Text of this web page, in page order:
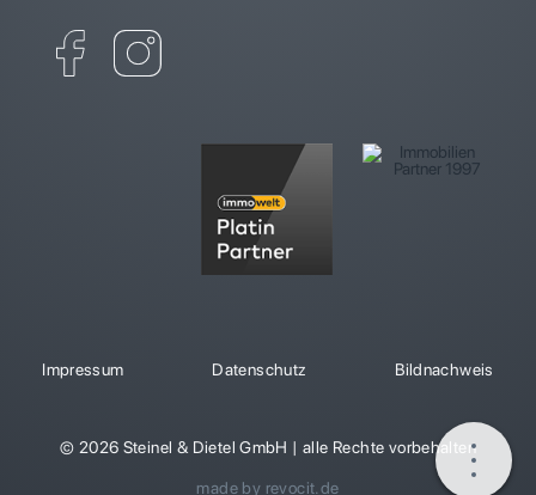
Impressum Datenschutz Bildnachweis
© 2026 Steinel & Dietel GmbH | alle Rechte vorbehalten
made by revocit.de